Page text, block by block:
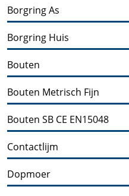
Borgring As
Borgring Huis
Bouten
Bouten Metrisch Fijn
Bouten SB CE EN15048
Contactlijm
Dopmoer